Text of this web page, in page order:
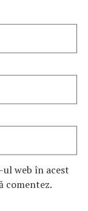
ul web în acest
comentez.